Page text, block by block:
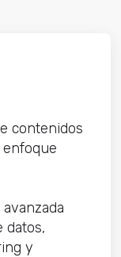
contenidos
datos,
y